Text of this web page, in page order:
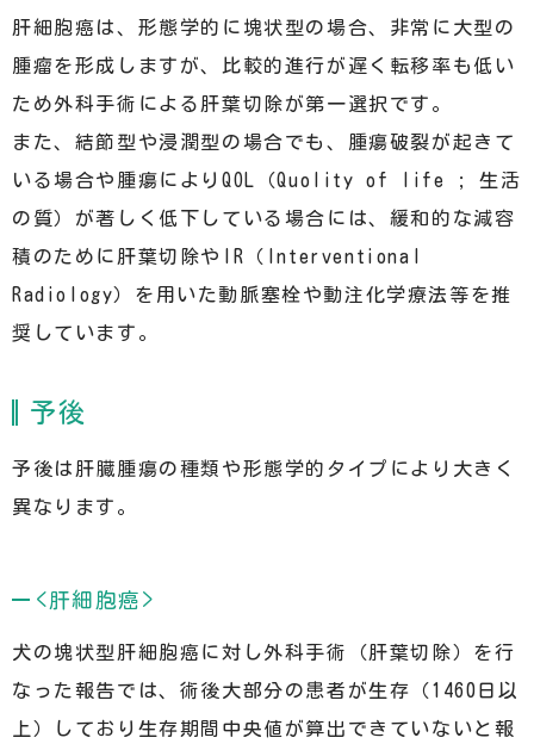
肝細胞癌は、形態学的に塊状型の場合、非常に大型の
腫瘤を形成しますが、比較的進行が遅く転移率も低い
ため外科手術による肝葉切除が第一選択です。
また、結節型や浸潤型の場合でも、腫瘍破裂が起きて
いる場合や腫瘍によりQOL（Quolity of life ; 生活
の質）が著しく低下している場合には、緩和的な減容
積のために肝葉切除やIR（Interventional
Radiology）を用いた動脈塞栓や動注化学療法等を推
奨しています。
予後
予後は肝臓腫瘍の種類や形態学的タイプにより大きく
異なります。
<肝細胞癌>
犬の塊状型肝細胞癌に対し外科手術（肝葉切除）を行
なった報告では、術後大部分の患者が生存（1460日以
上）しており生存期間中央値が算出できていないと報